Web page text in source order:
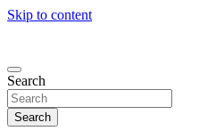
Skip to content
Search
Search